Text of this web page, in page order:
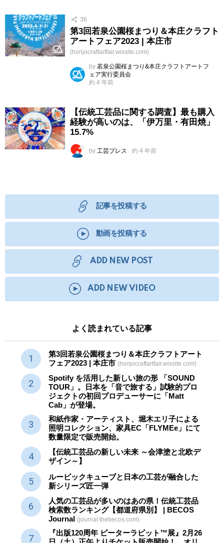
36
第3回若泉公園桜まつり＆本庄クラフト
アートフェア2023 | 本庄市
(honjocraftartfair.wixsite.com)
by 若泉公園桜まつり&本庄クラフトアートフ
ェア実行委員会
約 4 年前
【伝統工芸品に関する調査】最も購入
経験が高いのは、「伊万里・有田焼」
15.7%
by 工芸プレス 約 4 年前
記事を投稿する
動画を投稿する
ADD NEW POST
ADD NEW VIDEO
よく読まれている記事
第3回若泉公園桜まつり＆本庄クラフトアート
フェア2023 | 本庄市 (honjocraftartfair.wixsite.com)
Spotify を活用した新しい旅の形 「SOUND
TOUR」。日本を「音で旅する」試験的プロ
ジェクトの初回プロデューサーに「Matt
Cab」が登場。
和紙作家・アーティスト、堀木エリ子による
照明コレクション、家具EC「FLYMEe」にて
数量限定で販売開始。
【伝統工芸品の新しい未来 ～会津塗と北欧デ
ザイン～】
ルービックキューブと日本の工芸が融合した
新シリーズ匠一弾
人気の工芸品が多いのはあの県！伝統工芸品
検索数ランキング【都道府県別】 | BECOS
Journal (journal.thebecos.com)
『出版120周年 ピーターラビット™展』2月26